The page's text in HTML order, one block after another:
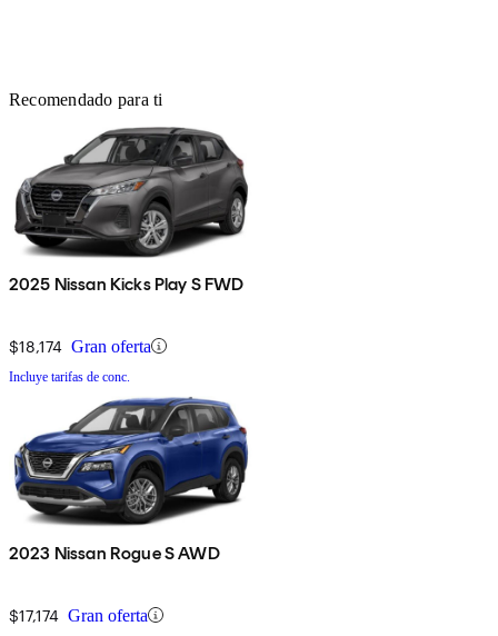
Recomendado para ti
2025 Nissan Kicks Play S FWD
$18,174 Gran oferta
Incluye tarifas de conc.
2023 Nissan Rogue S AWD
$17,174 Gran oferta